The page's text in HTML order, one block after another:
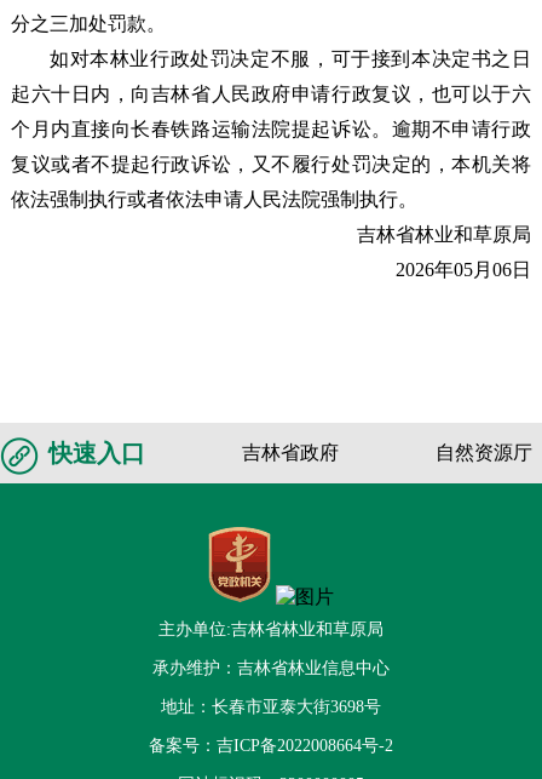
分之三加处罚款。
如对本林业行政处罚决定不服，可于接到本决定书之日
起六十日内，向吉林省人民政府申请行政复议，也可以于六
个月内直接向长春铁路运输法院提起诉讼。逾期不申请行政
复议或者不提起行政诉讼，又不履行处罚决定的，本机关将
依法强制执行或者依法申请人民法院强制执行。
吉林省林业和草原局
2026年05月06日
快速入口 吉林省政府 自然资源厅
主办单位:吉林省林业和草原局
承办维护：吉林省林业信息中心
地址：长春市亚泰大街3698号
备案号： 吉ICP备2022008664号-2